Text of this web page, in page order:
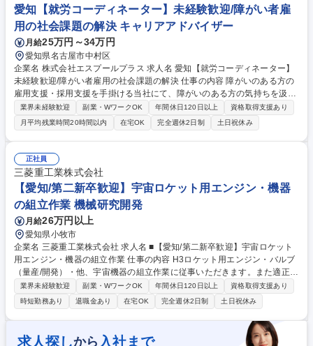
原動工程（電力・排水等）やエンジニアリング(生産設備の新規導入･設備
対応・保全・技術スタッフ等)といった関連部門へのチャレンジも可能。
募集職種 ★8/5応募〆11/1入社【愛知 飲料工場】製造職（パッケージ）福
利厚生◎
愛知【就労コーディネーター】未経験歓迎/障がい者雇
用の社会課題の解決 キャリアアドバイザー
月給25万円～34万円
愛知県名古屋市中村区
企業名 株式会社エスプールプラス 求人名 愛知【就労コーディネーター】
未経験歓迎/障がい者雇用の社会課題の解決 仕事の内容 障がいのある方の
雇用支援・採用支援を手掛ける当社にて、障がいのある方の気持ちを汲
み、就労支援を成功に導いていただきます。就業決定数だけでなく、継続
率も指標のため、マッチングを大切にできる環境です。 ＜業務詳細＞ ■地
域の福祉事業所を訪問し、就労希望者に向けた説明会を実施。仕事内容や
就業までの流れについてお話しします。訪問数は1日に3～4件ほどです。
■障がいのある方それぞれの適性や興味、人柄を知るための体験会を開
催。一人ひとりに向き合い、障がいの特性や就業時に配慮が必要な点を確
認します。■体験会に参加した方に対就労面談の実施■企業へのご提案（紹
介）面接日程を調整。面接に同席しフォロー。 募集職種 愛知【就労コー
ディネーター】未経験歓迎/障がい者雇用の社会課題の解決
業界未経験歓迎 副業・WワークOK 年間休日120日以上
資格取得支援あり
月平均残業時間20時間以内
在宅OK 完全週休2日制 土日祝休み
正社員
三菱重工業株式会社
【愛知/第二新卒歓迎】宇宙ロケット用エンジン・機器
の組立作業 機械研究開発
月給26万円以上
愛知県小牧市
企業名 三菱重工業株式会社 求人名 ■【愛知/第二新卒歓迎】宇宙ロケット
用エンジン・機器の組立作業 仕事の内容 H3ロケット用エンジン・バルブ
（量産/開発）・他、宇宙機器の組立作業に従事いただきます。また適正を
見ながら他作業や現場管理や生産管理業務も担当頂く可能性もあります。
【働き方】小牧北工場(名古屋 誘導・推進システム製作所)を勤務地とし、
数名のチームで液体ロケットエンジン組立に従事するため、入社後はOJT
で仕事を覚えながらご活躍いただけます。また燃焼試験の為、試験場（秋
田/種子島）へ出張しての作業や種子島宇宙センターでの燃焼試験/打上支
業界未経験歓迎 副業・WワークOK 年間休日120日以上
資格取得支援あり
時短勤務あり
退職金あり 在宅OK 完全週休2日制 土日祝休み
求人探しから 入社まで